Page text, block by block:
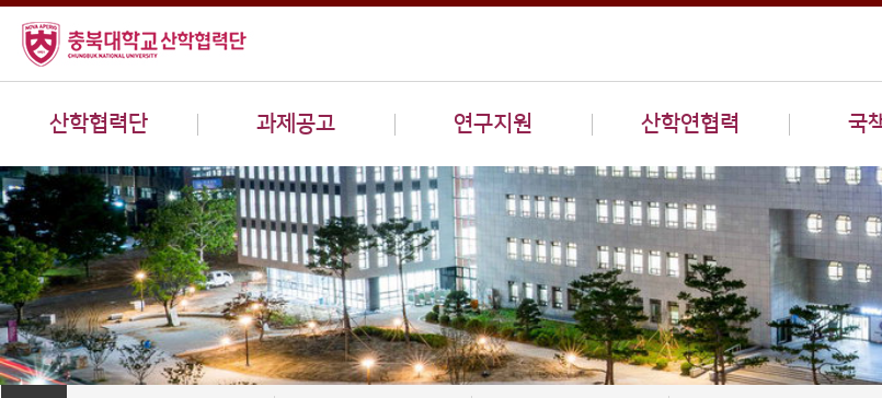
산학협력단 과제공고 연구지원 산학연협력 국